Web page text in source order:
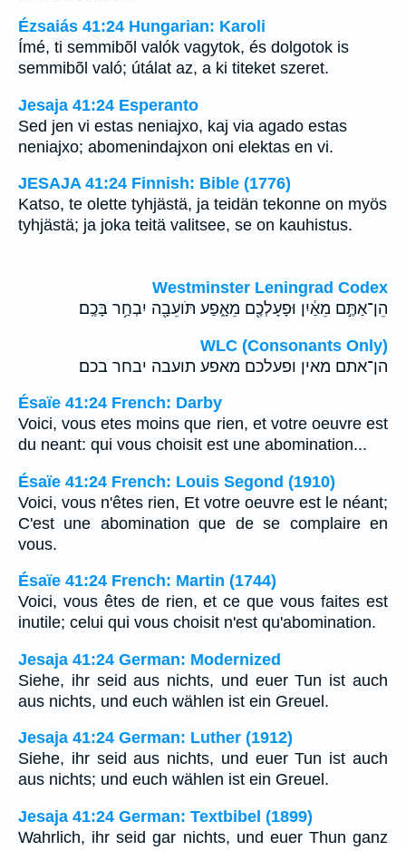
Ézsaiás 41:24 Hungarian: Karoli
Ímé, ti semmibõl valók vagytok, és dolgotok is
semmibõl való; útálat az, a ki titeket szeret.
Jesaja 41:24 Esperanto
Sed jen vi estas neniajxo, kaj via agado estas
neniajxo; abomenindajxon oni elektas en vi.
JESAJA 41:24 Finnish: Bible (1776)
Katso, te olette tyhjästä, ja teidän tekonne on myös
tyhjästä; ja joka teitä valitsee, se on kauhistus.
Westminster Leningrad Codex
הֵן־אַתֶּ֣ם מֵאַ֔יִן וּפָעָלְכֶ֖ם מֵאָ֑פַע תֹּועֵבָ֖ה יִבְחַ֥ר בָּכֶֽם׃
WLC (Consonants Only)
הן־אתם מאין ופעלכם מאפע תועבה יבחר בכם׃
Ésaïe 41:24 French: Darby
Voici, vous etes moins que rien, et votre oeuvre est
du neant: qui vous choisit est une abomination...
Ésaïe 41:24 French: Louis Segond (1910)
Voici, vous n'êtes rien, Et votre oeuvre est le néant;
C'est une abomination que de se complaire en
vous.
Ésaïe 41:24 French: Martin (1744)
Voici, vous êtes de rien, et ce que vous faites est
inutile; celui qui vous choisit n'est qu'abomination.
Jesaja 41:24 German: Modernized
Siehe, ihr seid aus nichts, und euer Tun ist auch
aus nichts, und euch wählen ist ein Greuel.
Jesaja 41:24 German: Luther (1912)
Siehe, ihr seid aus nichts, und euer Tun ist auch
aus nichts; und euch wählen ist ein Greuel.
Jesaja 41:24 German: Textbibel (1899)
Wahrlich, ihr seid gar nichts, und euer Thun ganz